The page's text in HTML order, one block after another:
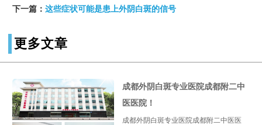
下一篇： 这些症状可能是患上外阴白斑的信号
更多文章
成都外阴白斑专业医院成都附二中
医医院！
成都外阴白斑专业医院成都附二中医医